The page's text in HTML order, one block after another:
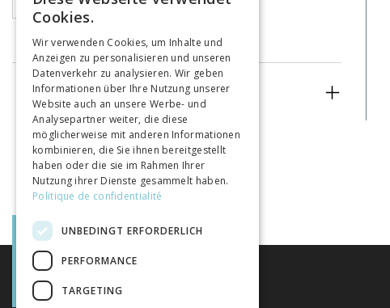
Articles
ERSCHEINUNGSJAHR
FRENCH
ITALIAN
Cookies.
Wir verwenden Cookies, um Inhalte und
Anzeigen zu personalisieren und unseren
Datenverkehr zu analysieren. Wir geben
Informationen über Ihre Nutzung unserer
Website auch an unsere Werbe- und
Analysepartner weiter, die diese
möglicherweise mit anderen Informationen
kombinieren, die Sie ihnen bereitgestellt
haben oder die sie im Rahmen Ihrer
Nutzung ihrer Dienste gesammelt haben.
Politique de confidentialité
UNBEDINGT ERFORDERLICH
PERFORMANCE
TARGETING